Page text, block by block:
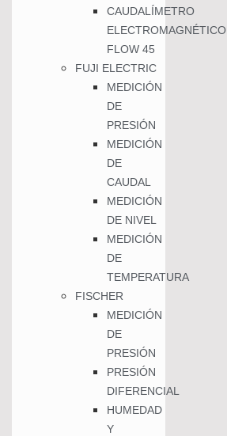
CAUDALÍMETRO
ELECTROMAGNÉTICO
FLOW 45
FUJI ELECTRIC
MEDICIÓN
DE
PRESIÓN
MEDICIÓN
DE
CAUDAL
MEDICIÓN
DE NIVEL
MEDICIÓN
DE
TEMPERATURA
FISCHER
MEDICIÓN
DE
PRESIÓN
PRESIÓN
DIFERENCIAL
HUMEDAD
Y